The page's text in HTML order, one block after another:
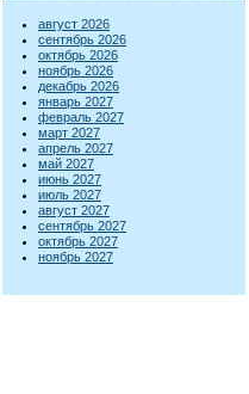
август 2026
сентябрь 2026
октябрь 2026
ноябрь 2026
декабрь 2026
январь 2027
февраль 2027
март 2027
апрель 2027
май 2027
июнь 2027
июль 2027
август 2027
сентябрь 2027
октябрь 2027
ноябрь 2027